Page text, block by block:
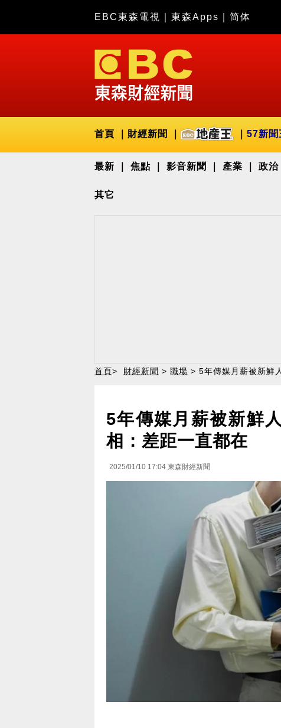
EBC東森電視 東森Apps 简体
首頁 財經新聞 57新聞
最新 焦點 影音新聞 產業 政治
其它
首頁> 財經新聞 > 職場 > 5年傳媒月薪被新鮮
5年傳媒月薪被新鮮
相：差距一直都在
2025/01/10 17:04 東森財經新聞